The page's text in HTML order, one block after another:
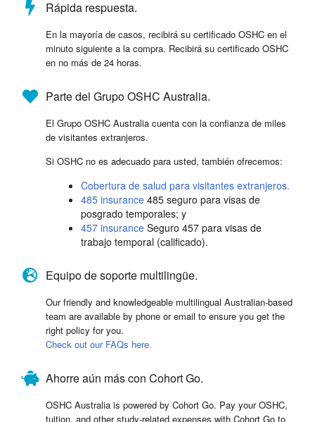
Rápida respuesta.
En la mayoría de casos, recibirá su certificado OSHC en el
minuto siguiente a la compra. Recibirá su certificado OSHC
en no más de 24 horas.
Parte del Grupo OSHC Australia.
El Grupo OSHC Australia cuenta con la confianza de miles
de visitantes extranjeros.
Si OSHC no es adecuado para usted, también ofrecemos:
Cobertura de salud para visitantes extranjeros.
485 insurance 485 seguro para visas de
posgrado temporales; y
457 insurance Seguro 457 para visas de
trabajo temporal (calificado).
Equipo de soporte multilingüe.
Our friendly and knowledgeable multilingual Australian-based
team are available by phone or email to ensure you get the
right policy for you.
Check out our FAQs here.
Ahorre aún más con Cohort Go.
OSHC Australia is powered by Cohort Go. Pay your OSHC,
tuition, and other study-related expenses with Cohort Go to